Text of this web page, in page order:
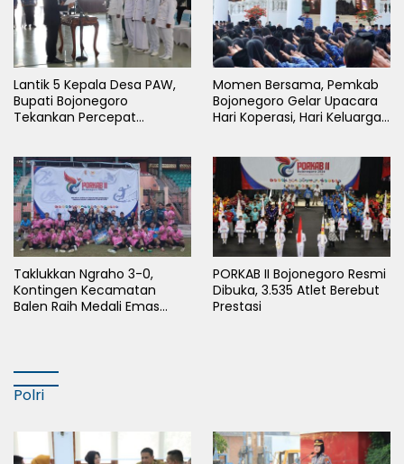
Lantik 5 Kepala Desa PAW,
Bupati Bojonegoro
Tekankan Percepat
Momen Bersama, Pemkab
Bojonegoro Gelar Upacara
Hari Koperasi, Hari Keluarga
Taklukkan Ngraho 3-0,
Kontingen Kecamatan
Balen Raih Medali Emas
PORKAB II Bojonegoro Resmi
Dibuka, 3.535 Atlet Berebut
Prestasi
Polri